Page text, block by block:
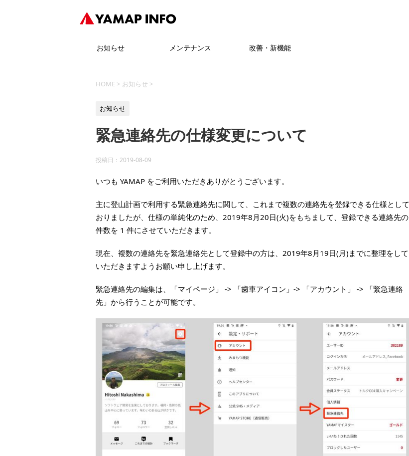
お知らせ メンテナンス 改善・新機能
HOME > お知らせ >
お知らせ
緊急連絡先の仕様変更について
投稿日： 2019-08-09
いつも YAMAP をご利用いただきありがとうございます。
主に登山計画で利用する緊急連絡先に関して、これまで複数の連絡先を登録できる仕様として
おりましたが、仕様の単純化のため、2019年8月20日(火)をもちまして、登録できる連絡先の
件数を 1 件にさせていただきます。
現在、複数の連絡先を緊急連絡先として登録中の方は、2019年8月19日(月)までに整理をして
いただきますようお願い申し上げます。
緊急連絡先の編集は、「マイページ」 -> 「歯車アイコン」-> 「アカウント」 -> 「緊急連絡
先」から行うことが可能です。